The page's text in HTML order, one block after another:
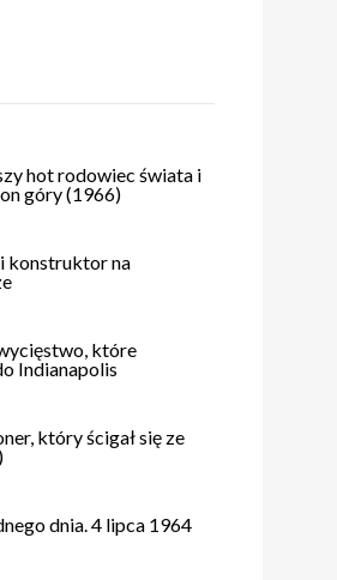
hot rodowiec świata i
góry (1966)
konstruktor na
które
Indianapolis
który ścigał się ze
dnia. 4 lipca 1964